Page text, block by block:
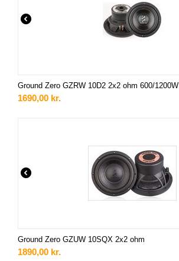
Ground Zero GZRW 10D2 2x2 ohm 600/1200W
1690,00 kr.
Ground Zero GZUW 10SQX 2x2 ohm
1890,00 kr.